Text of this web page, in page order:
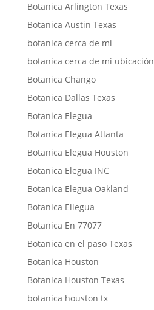
Botanica Arlington Texas
Botanica Austin Texas
botanica cerca de mi
botanica cerca de mi ubicación
Botanica Chango
Botanica Dallas Texas
Botanica Elegua
Botanica Elegua Atlanta
Botanica Elegua Houston
Botanica Elegua INC
Botanica Elegua Oakland
Botanica Ellegua
Botanica En 77077
Botanica en el paso Texas
Botanica Houston
Botanica Houston Texas
botanica houston tx